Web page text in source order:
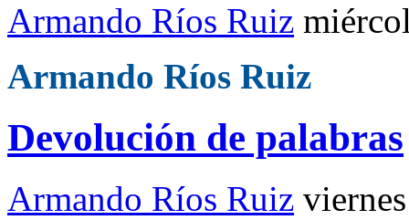
Armando Ríos Ruiz
Armando Ríos Ruiz
Devolución de palabras
Armando Ríos Ruiz